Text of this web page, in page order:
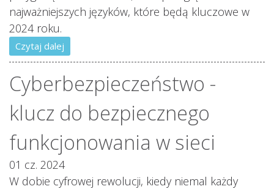
najważniejszych języków, które będą kluczowe w
2024 roku.
Czytaj dalej
Cyberbezpieczeństwo -
klucz do bezpiecznego
funkcjonowania w sieci
01 cz. 2024
W dobie cyfrowej rewolucji, kiedy niemal każdy